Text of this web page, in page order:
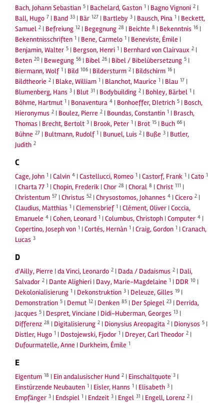
Bach, Johann Sebastian 5 | Bachelard, Gaston 1 | Bagno Vignoni 2 |
Ball, Hugo 7 | Band 33 | Bär 127 | Bartleby 3 | Bausch, Pina 1 | Beckett,
Samuel 2 | Befreiung 12 | Begegnung 28 | Beichte 8 | Bekenntnis 16 |
Bekenntnisschriften 1 | Bene, Carmelo 1 | Beneviste, Émile |
Benjamin, Walter 5 | Bergson, Henri 1 | Bernhard von Clairvaux 2 |
Beten 20 | Bewegung 56 | Bibel 26 | Bibel / Bibelübersetzung 5 |
Biermann, Wolf 1 | Bild 106 | Bildersturm 2 | Bildschirm 16 |
Bildtheorie 2 | Blake, William 1 | Blanchot, Maurice 1 | Blau 17 |
Blumenberg, Hans 3 | Blut 31 | Bodybuilding 2 | Bohley, Bärbel 1 |
Böhme, Hartmut 1 | Bonaventura 4 | Bonhoeffer, DIetrich 5 | Bosch,
Hieronymus 2 | Boulez, Pierre 2 | Boundas, Constantin 1 | Brasch,
Thomas | Brecht, Bertolt 3 | Brook, Peter 1 | Brot 15 | Buch 66 |
Bühne 27 | Bultmann, Rudolf 1 | Bunuel, Luis 2 | Buße 3 | Butler,
Judith 2
C
Cage, John 1 |Calvin 4 |Castellucci, Romeo 1 |Castorf, Frank 1 |Cato 1
|Charta 77 1 |Chopin, Frederik |Chor 28 |Choral 8 |Christ 111 |
Christentum 57 |Christus 52 |Chrysostomos, Johannes 4 |Cicero 2 |
Claudius, Matthias 1 |Clemensbrief 1 |Clément, Oliver |Coccia,
Emanuele 4 |Cohen, Leonard 1 |Columbus, Christoph |Computer 4 |
Copertino, Joseph von 1 |Cortés, Hernàn 1 |Craig, Gordon 1 |Cranach,
Lucas 3
D
d'Ailly, Pierre |da Vinci, Leonardo 2 | Dada / Dadaismus 2 | Dali,
Salvador 2 | Dante Alighieri | Davy, Marie-Magdelaine 1 | DDR 10 |
Dekolonialisierung 1 | Dekonstruktion 3 | Deleuze, Gilles 19 |
Demonstration 5 | Demut 12 | Denken 85 | Der Spiegel 23 | Derrida,
Jacques 5 | Despret, Vinciane | Didi-Huberman, Georges 13 |
Differenz 28 | Digitalisierung 2 | Dionysius Areopagita 2 | Dionysos 5 |
Distler, Hugo 1 | Dostojewski, Fjodor 1 | Dreyer, Carl Theodor 2 |
Dufourmatelle, Anne | Durkheim, Émile 1
E
Eigentum 18 | Ein andalusischer Hund 2 | Einschaltquote 3 |
Einstürzende Neubauten 1 | Eisler, Hanns 1 | Elisabeth 3 |
Empfänger 3 | Endspiel 1 | Endzeit 3 | Engel 31 | Engell, Lorenz 2 |